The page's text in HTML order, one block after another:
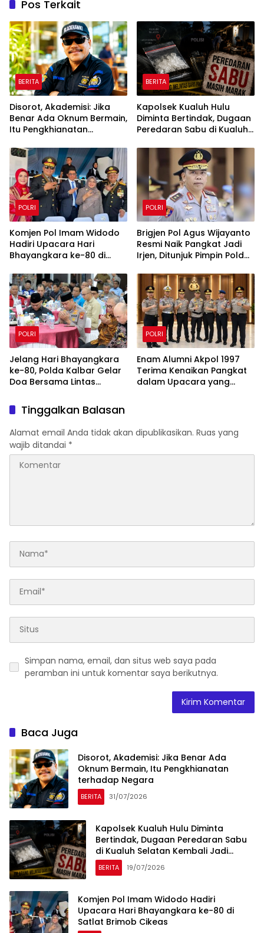
Pos Terkait
BERITA
Disorot, Akademisi: Jika
Benar Ada Oknum Bermain,
Itu Pengkhianatan
BERITA
Kapolsek Kualuh Hulu
Diminta Bertindak, Dugaan
Peredaran Sabu di Kualuh
Sorotan Warga
POLRI
Komjen Pol Imam Widodo
Hadiri Upacara Hari
Bhayangkara ke-80 di
POLRI
Brigjen Pol Agus Wijayanto
Resmi Naik Pangkat Jadi
Irjen, Ditunjuk Pimpin Polda
POLRI
Jelang Hari Bhayangkara
ke-80, Polda Kalbar Gelar
Doa Bersama Lintas
Pengabdian
POLRI
Enam Alumni Akpol 1997
Terima Kenaikan Pangkat
dalam Upacara yang
Tinggalkan Balasan
Alamat email Anda tidak akan dipublikasikan. Ruas yang
wajib ditandai *
Simpan nama, email, dan situs web saya pada
peramban ini untuk komentar saya berikutnya.
Baca Juga
Disorot, Akademisi: Jika Benar Ada
Oknum Bermain, Itu Pengkhianatan
terhadap Negara
BERITA 31/07/2026
Kapolsek Kualuh Hulu Diminta
Bertindak, Dugaan Peredaran Sabu
di Kualuh Selatan Kembali Jadi
Sorotan Warga
BERITA 19/07/2026
Komjen Pol Imam Widodo Hadiri
Upacara Hari Bhayangkara ke-80 di
Satlat Brimob Cikeas